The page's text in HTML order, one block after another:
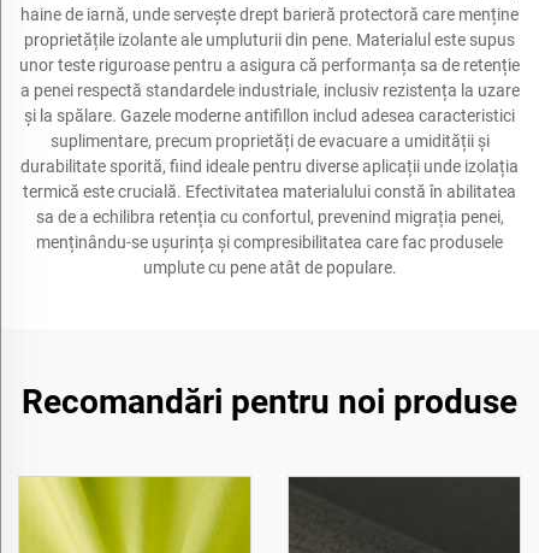
haine de iarnă, unde servește drept barieră protectoră care menține
proprietățile izolante ale umpluturii din pene. Materialul este supus
unor teste riguroase pentru a asigura că performanța sa de retenție
a penei respectă standardele industriale, inclusiv rezistența la uzare
și la spălare. Gazele moderne antifillon includ adesea caracteristici
suplimentare, precum proprietăți de evacuare a umidității și
durabilitate sporită, fiind ideale pentru diverse aplicații unde izolația
termică este crucială. Efectivitatea materialului constă în abilitatea
sa de a echilibra retenția cu confortul, prevenind migrația penei,
menținându-se ușurința și compresibilitatea care fac produsele
umplute cu pene atât de populare.
Recomandări pentru noi produse